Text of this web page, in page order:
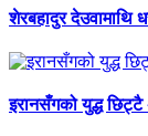
शेरबहादुर देउवामाथि
इरानसँगको युद्ध